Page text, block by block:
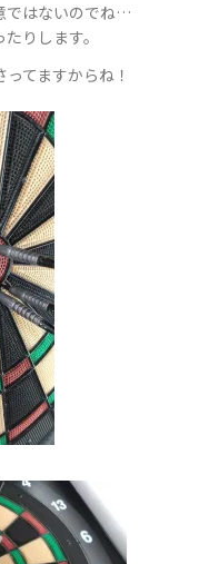
ではないのでね…
りします。
てますからね！